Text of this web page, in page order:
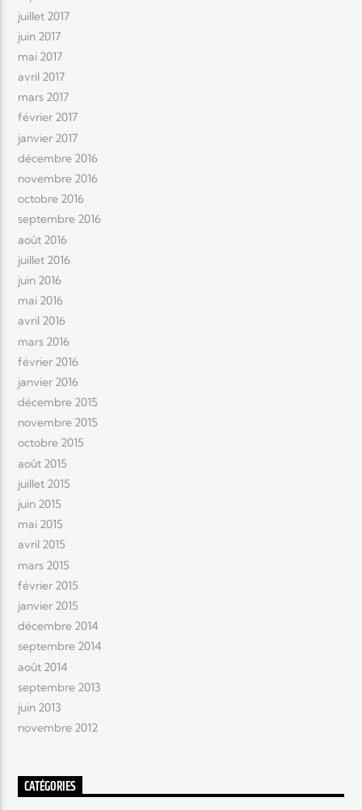
juillet 2017
juin 2017
mai 2017
avril 2017
mars 2017
février 2017
janvier 2017
décembre 2016
novembre 2016
octobre 2016
septembre 2016
août 2016
juillet 2016
juin 2016
mai 2016
avril 2016
mars 2016
février 2016
janvier 2016
décembre 2015
novembre 2015
octobre 2015
août 2015
juillet 2015
juin 2015
mai 2015
avril 2015
mars 2015
février 2015
janvier 2015
décembre 2014
septembre 2014
août 2014
septembre 2013
juin 2013
novembre 2012
CATÉGORIES